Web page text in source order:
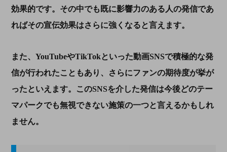
効果的です。その中でも既に影響力のある人の発信であ
ればその宣伝効果はさらに強くなると言えます。
また、 YouTubeやTikTokといった動画SNSで積極的な発
信が行われたこともあり、さらにファンの期待度が挙が
ったといえます。このSNSを介した発信は今後どのテー
マパークでも無視できない施策の一つと言えるかもしれ
ません。